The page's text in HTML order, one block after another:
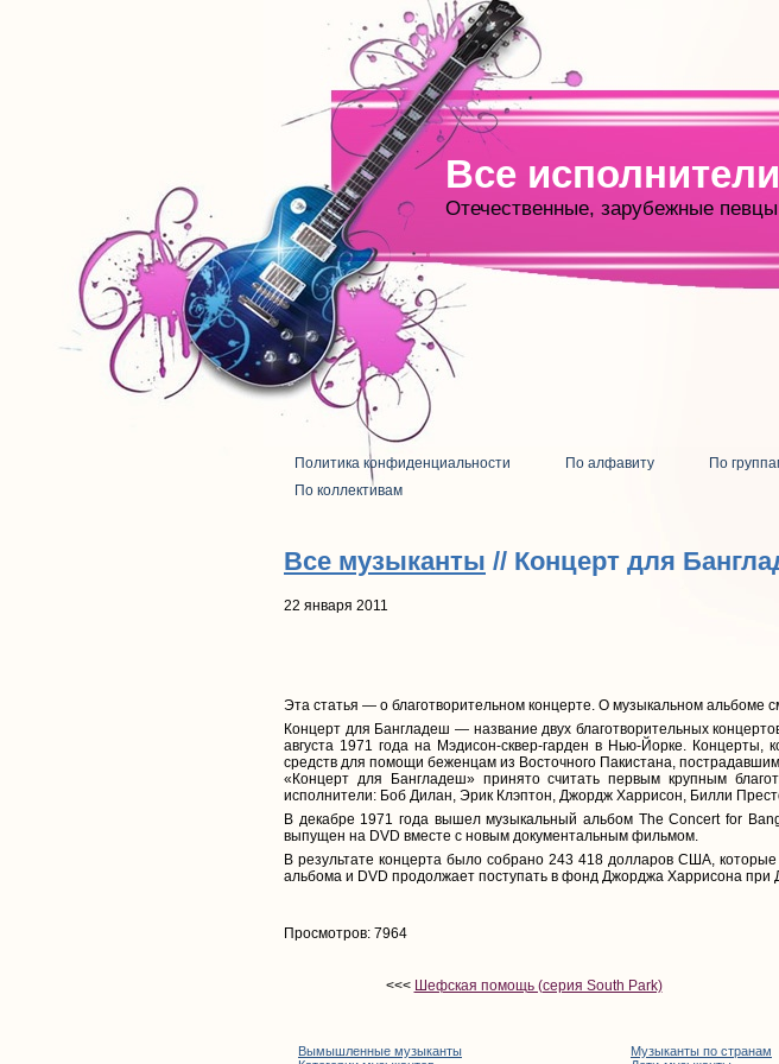
Все исполнители
Отечественные, зарубежные
Политика конфиденциальности По алфавиту По
По коллективам
Все музыканты // Концерт для
22 января 2011
Эта статья — о благотворительном концерте. О музыкальном альбоме
Концерт для Бангладеш — название двух благотворительных
августа 1971 года на Мэдисон-сквер-гарден в Нью-Йорке.
средств для помощи беженцам из Восточного Пакистана,
«Концерт для Бангладеш» принято считать первым крупным
исполнители: Боб Дилан, Эрик Клэптон, Джордж Харрисон, Билли
В декабре 1971 года вышел музыкальный альбом The Concert for
выпущен на DVD вместе с новым документальным фильмом.
В результате концерта было собрано 243 418 долларов США,
альбома и DVD продолжает поступать в фонд Джорджа Харрисона
Просмотров: 7964
<<< Шефская помощь (серия South Park)
Вымышленные музыканты
Музыканты по странам